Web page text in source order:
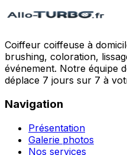
Coiffeur coiffeuse à
brushing, coloration,
événement. Notre équipe
déplace 7 jours sur 7 à
Navigation
Présentation
Galerie photos
Nos services